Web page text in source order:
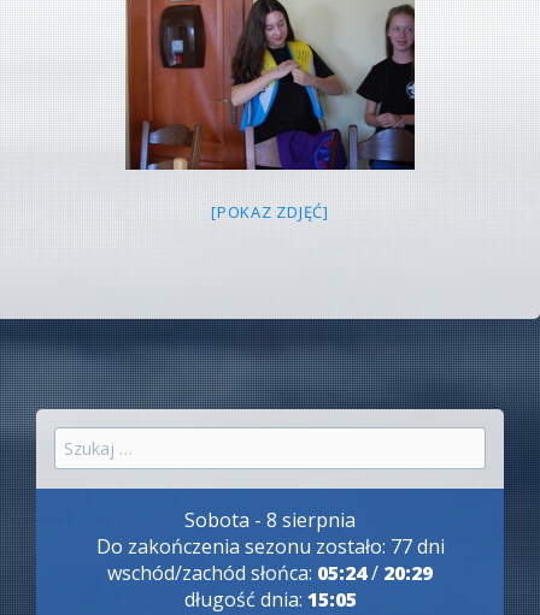
[POKAZ ZDJĘĆ]
Szukaj:
Sobota - 8 sierpnia
Do zakończenia sezonu zostało: 77 dni
wschód/zachód słońca: 05:24/ 20:29
długość dnia: 15:05